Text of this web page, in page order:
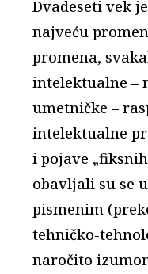
Dvadeseti vek
najveću
promena,
intelektualne –
umetničke –
intelektualne
i pojave
obavljali su se
pismenim
tehničko-
naročito